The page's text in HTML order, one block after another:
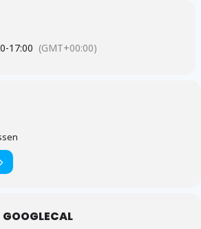
-17:00 (GMT+00:00)
GOOGLECAL